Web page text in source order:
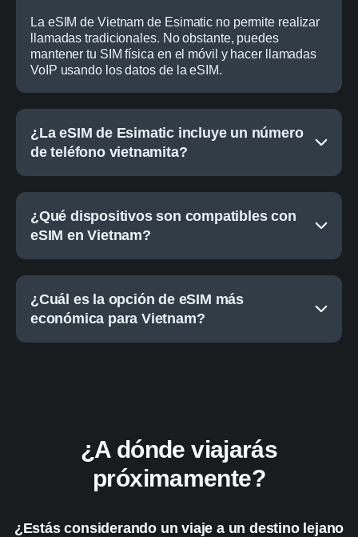
La eSIM de Vietnam de Esimatic no permite realizar
llamadas tradicionales. No obstante, puedes
mantener tu SIM física en el móvil y hacer llamadas
VoIP usando los datos de la eSIM.
¿La eSIM de Esimatic incluye un número
de teléfono vietnamita?
¿Qué dispositivos son compatibles con
eSIM en Vietnam?
¿Cuál es la opción de eSIM más
económica para Vietnam?
¿A dónde viajarás
próximamente?
¿Estás considerando un viaje a un destino lejano